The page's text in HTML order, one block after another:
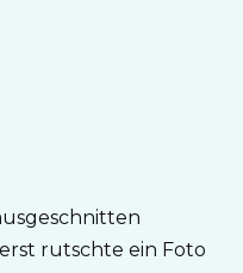
rutschte ein Foto